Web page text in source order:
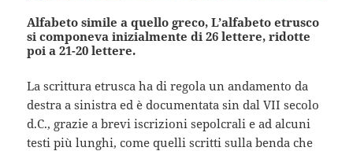
Alfabeto simile a quello greco, L’alfabeto etrusco
si componeva inizialmente di 26 lettere, ridotte
poi a 21-20 lettere.
La scrittura etrusca ha di regola un andamento da
destra a sinistra ed è documentata sin dal VII secolo
d.C., grazie a brevi iscrizioni sepolcrali e ad alcuni
testi più lunghi, come quelli scritti sulla benda che